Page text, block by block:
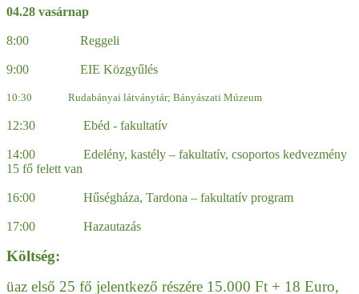
04.28 vasárnap
8:00 Reggeli
9:00 EIE Közgyűlés
10:30 Rudabányai látványtár; Bányászati Múzeum
12:30 Ebéd - fakultatív
14:00 Edelény, kastély – fakultatív, csoportos kedvezmény
15 fő felett van
16:00 Hűségháza, Tardona – fakultatív program
17:00 Hazautazás
Költség:
üaz első 25 fő jelentkező részére 15.000 Ft + 18 Euro,